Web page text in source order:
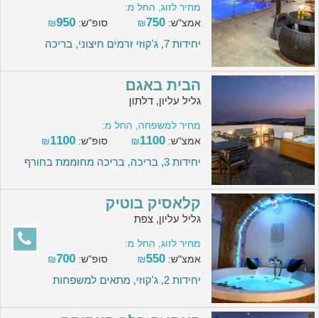
מחיר לזוג, החל מ:
אמצ"ש:
₪750 סופ"ש: ₪950
יחידות 7, ג'קוזי זרמים חיצוני, בריכה
הבית באגם
גליל עליון, דלתון
מחיר למשפחה, החל מ:
אמצ"ש:
₪1100 סופ"ש: ₪1100
יחידות 3, בריכה, בריכה מחוממת בחורף
קלאסיק בוטיק
גליל עליון, צפת
מחיר לזוג, החל מ:
אמצ"ש:
₪550 סופ"ש: ₪700
יחידות 2, ג'קוזי, מתאים למשפחות